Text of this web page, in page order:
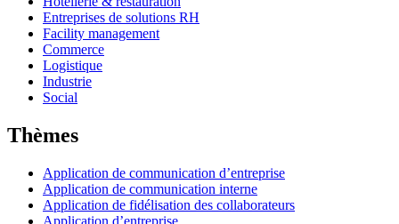
Entreprises de solutions RH
Facility management
Commerce
Logistique
Industrie
Social
Thèmes
Application de communication d’entreprise
Application de communication interne
Application de fidélisation des collaborateurs
Application d’entreprise